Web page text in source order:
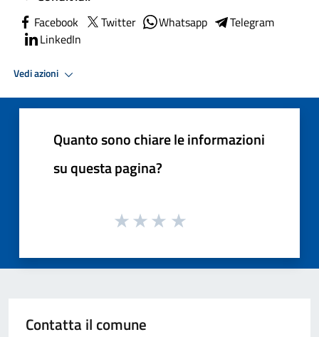
Facebook Twitter Whatsapp
Telegram
LinkedIn
Vedi azioni
Quanto sono chiare le informazioni
su questa pagina?
Contatta il comune